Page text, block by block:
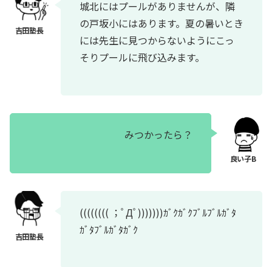
城北にはプールがありませんが、隣
の戸坂小にはあります。夏の暑いとき
には先生に見つからないようにこっ
そりプールに飛び込みます。
みつかったら？
(((((((( ；ﾟДﾟ)))))))ｶﾞｸｶﾞｸﾌﾞﾙﾌﾞﾙｶﾞﾀ
ｶﾞﾀﾌﾞﾙｶﾞﾀｶﾞｸ